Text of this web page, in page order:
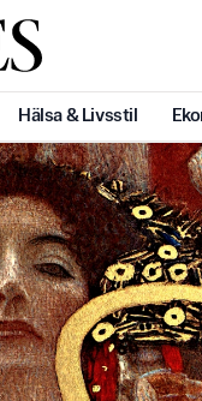
Hälsa & Livsstil